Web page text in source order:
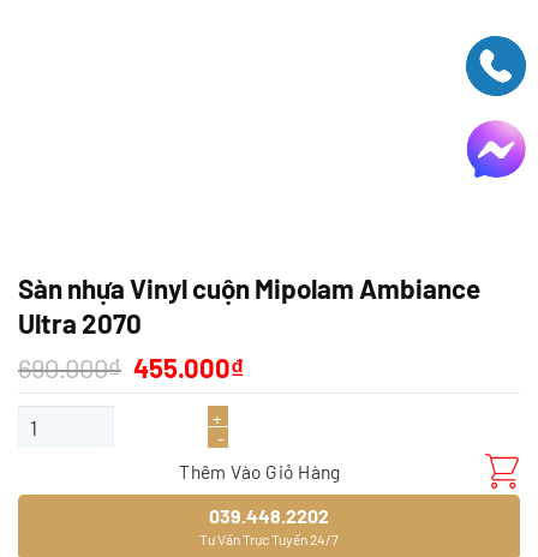
Sàn nhựa Vinyl cuộn Mipolam Ambiance
Ultra 2070
690.000₫ Giá
gốc
là:
455.000₫Giá
hiện
tại
Sàn nhựa Vinyl cuộn Mipolam Ambiance Ultra 2070 số lượng
Thêm Vào Giỏ Hàng
039.448.2202
Tư Vấn Trực Tuyến 24/7